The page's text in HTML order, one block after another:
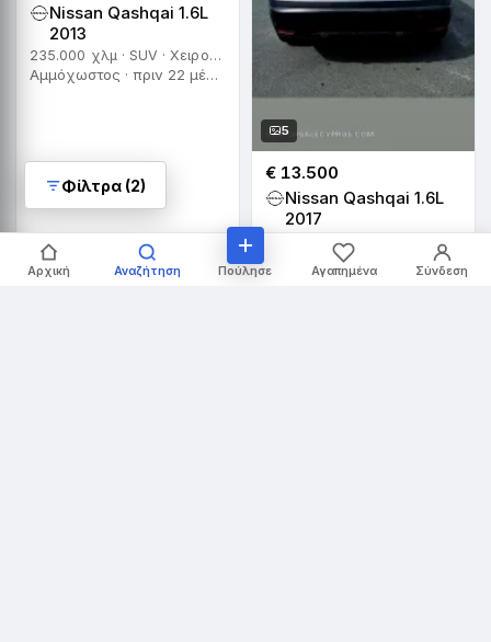
Nissan Qashqai 1.6L
2013
235.000 χλμ · SUV · Χειροκίνητο
Αμμόχωστος · πριν 22 μέρες
5
€ 13.500
Nissan Qashqai 1.6L
2017
Λεμεσός · πριν 22 μέρες
Φίλτρα (2)
Αρχική Αναζήτηση Πούλησε Αγαπημένα Σύνδεση